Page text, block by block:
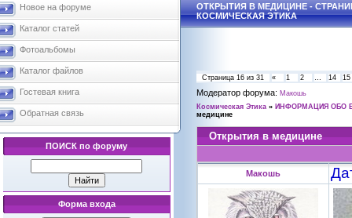
Новое на форуме
Каталог статей
Фотоальбомы
Каталог файлов
Гостевая книга
Обратная связь
ПОИСК по форуму
Форма входа
ОТКРЫТИЯ В МЕДИЦИНЕ -
КОСМИЧЕСКАЯ ЭТИКА
Страница 16 из 31 « 1 2 … 14 15
Модератор форума: Макошь
Космическая Этика » ИНФОРМАЦИЯ ОБО
медицине
Открытия в медицине
Макошь